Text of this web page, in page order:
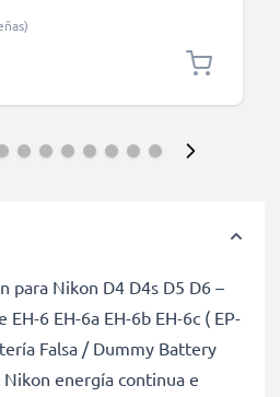
para Nikon D4 D4s D5 D6 –
6 EH-6a EH-6b EH-6c ( EP-
Falsa / Dummy Battery
energía continua e